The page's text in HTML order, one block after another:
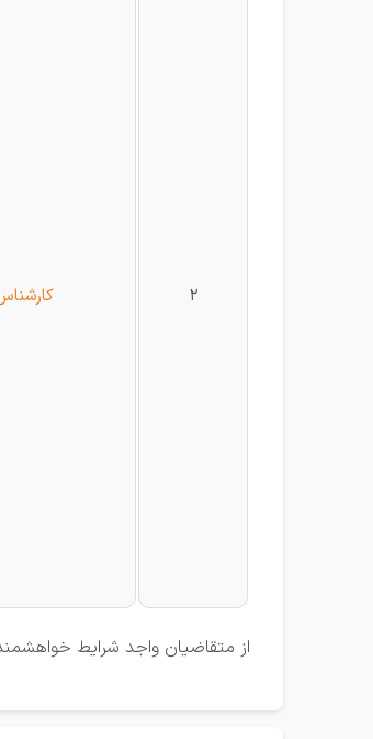
2
از متقاضیان واجد شرایط